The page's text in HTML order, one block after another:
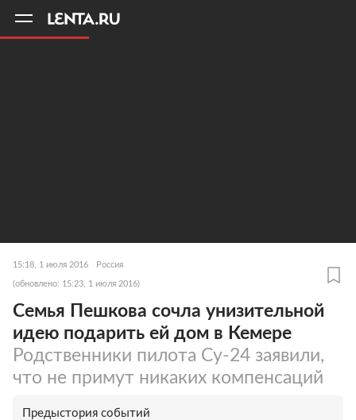
15:18, 1 июля 2016 Россия
(обновлено: 15:23, 1 июля 2016)
Семья Пешкова сочла унизительной
идею подарить ей дом в Кемере
Родственники пилота Су-24 заявили,
что не примут никаких компенсаций
Предыстория событий